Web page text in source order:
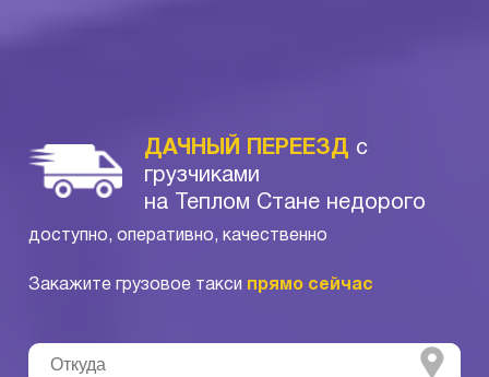
ДАЧНЫЙ ПЕРЕЕЗД с
грузчиками
на Теплом Стане недорого
доступно, оперативно, качественно
Закажите грузовое такси прямо сейчас